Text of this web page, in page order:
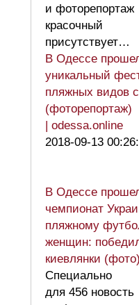
и фоторепортаж
красочный
присутствует…
В Одессе
уникальный
пляжных видов
(фоторепортаж)
| odessa.online
2018-09-13
В Одессе
чемпионат
пляжному
женщин:
киевлянки
Специально
для 456 новость